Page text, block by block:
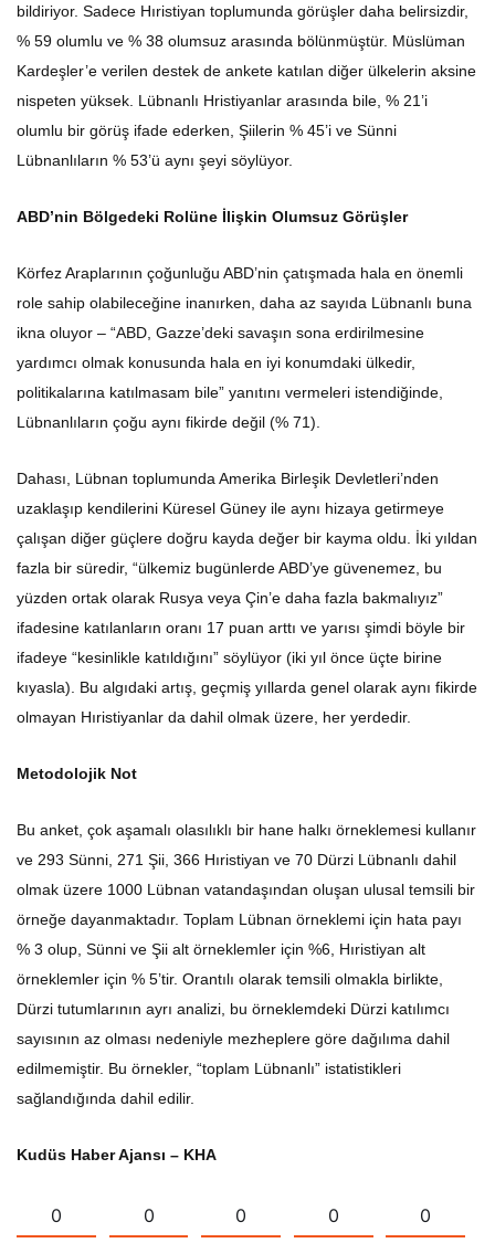
bildiriyor. Sadece Hıristiyan toplumunda görüşler daha belirsizdir,
% 59 olumlu ve % 38 olumsuz arasında bölünmüştür. Müslüman
Kardeşler’e verilen destek de ankete katılan diğer ülkelerin aksine
nispeten yüksek. Lübnanlı Hristiyanlar arasında bile, % 21’i
olumlu bir görüş ifade ederken, Şiilerin % 45’i ve Sünni
Lübnanlıların % 53’ü aynı şeyi söylüyor.
ABD’nin Bölgedeki Rolüne İlişkin Olumsuz Görüşler
Körfez Araplarının çoğunluğu ABD’nin çatışmada hala en önemli
role sahip olabileceğine inanırken, daha az sayıda Lübnanlı buna
ikna oluyor – “ABD, Gazze’deki savaşın sona erdirilmesine
yardımcı olmak konusunda hala en iyi konumdaki ülkedir,
politikalarına katılmasam bile” yanıtını vermeleri istendiğinde,
Lübnanlıların çoğu aynı fikirde değil (% 71).
Dahası, Lübnan toplumunda Amerika Birleşik Devletleri’nden
uzaklaşıp kendilerini Küresel Güney ile aynı hizaya getirmeye
çalışan diğer güçlere doğru kayda değer bir kayma oldu. İki yıldan
fazla bir süredir, “ülkemiz bugünlerde ABD’ye güvenemez, bu
yüzden ortak olarak Rusya veya Çin’e daha fazla bakmalıyız”
ifadesine katılanların oranı 17 puan arttı ve yarısı şimdi böyle bir
ifadeye “kesinlikle katıldığını” söylüyor (iki yıl önce üçte birine
kıyasla). Bu algıdaki artış, geçmiş yıllarda genel olarak aynı fikirde
olmayan Hıristiyanlar da dahil olmak üzere, her yerdedir.
Metodolojik Not
Bu anket, çok aşamalı olasılıklı bir hane halkı örneklemesi kullanır
ve 293 Sünni, 271 Şii, 366 Hıristiyan ve 70 Dürzi Lübnanlı dahil
olmak üzere 1000 Lübnan vatandaşından oluşan ulusal temsili bir
örneğe dayanmaktadır. Toplam Lübnan örneklemi için hata payı
% 3 olup, Sünni ve Şii alt örneklemler için %6, Hıristiyan alt
örneklemler için % 5’tir. Orantılı olarak temsili olmakla birlikte,
Dürzi tutumlarının ayrı analizi, bu örneklemdeki Dürzi katılımcı
sayısının az olması nedeniyle mezheplere göre dağılıma dahil
edilmemiştir. Bu örnekler, “toplam Lübnanlı” istatistikleri
sağlandığında dahil edilir.
Kudüs Haber Ajansı – KHA
0 0 0 0 0